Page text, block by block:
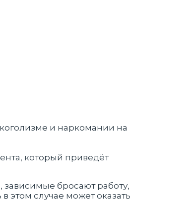
который приведёт
бросают работу,
этом случае может оказать